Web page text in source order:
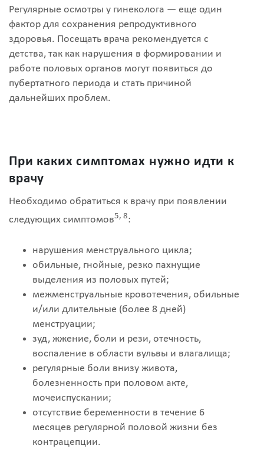
Регулярные осмотры у гинеколога — еще один
фактор для сохранения репродуктивного
здоровья. Посещать врача рекомендуется с
детства, так как нарушения в формировании и
работе половых органов могут появиться до
пубертатного периода и стать причиной
дальнейших проблем.
При каких симптомах нужно идти к
врачу
Необходимо обратиться к врачу при появлении
следующих симптомов5, 8:
нарушения менструального цикла;
обильные, гнойные, резко пахнущие
выделения из половых путей;
межменструальные кровотечения, обильные
и/или длительные (более 8 дней)
менструации;
зуд, жжение, боли и рези, отечность,
воспаление в области вульвы и влагалища;
регулярные боли внизу живота,
болезненность при половом акте,
мочеиспускании;
отсутствие беременности в течение 6
месяцев регулярной половой жизни без
контрацепции.